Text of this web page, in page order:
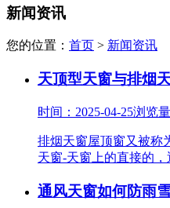
新闻资讯
您的位置： 首页 > 新闻资讯
天顶型天窗与排烟
时间：2025-04-25浏览
排烟天窗屋顶窗又被称
天窗-天窗上的直接的
通风天窗如何防雨